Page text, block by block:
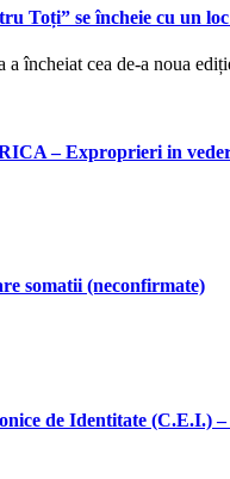
Toți” se încheie cu un
a încheiat cea de-a noua
– Exproprieri in
somatii (neconfirmate)
de Identitate (C.E.I.)